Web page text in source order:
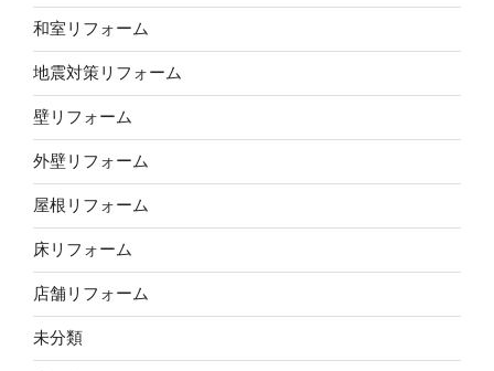
和室リフォーム
地震対策リフォーム
壁リフォーム
外壁リフォーム
屋根リフォーム
床リフォーム
店舗リフォーム
未分類